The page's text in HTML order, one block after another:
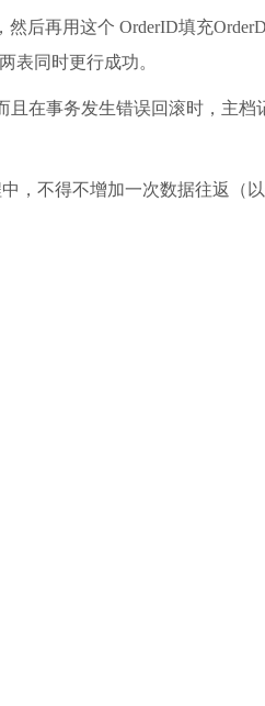
后再用这个 OrderID填充
表同时更行成功。
在事务发生错误回滚时，主档
，不得不增加一次数据往返（